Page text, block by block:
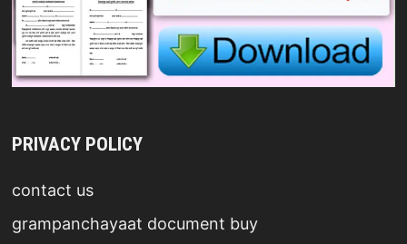
PRIVACY POLICY
contact us
grampanchayaat document buy